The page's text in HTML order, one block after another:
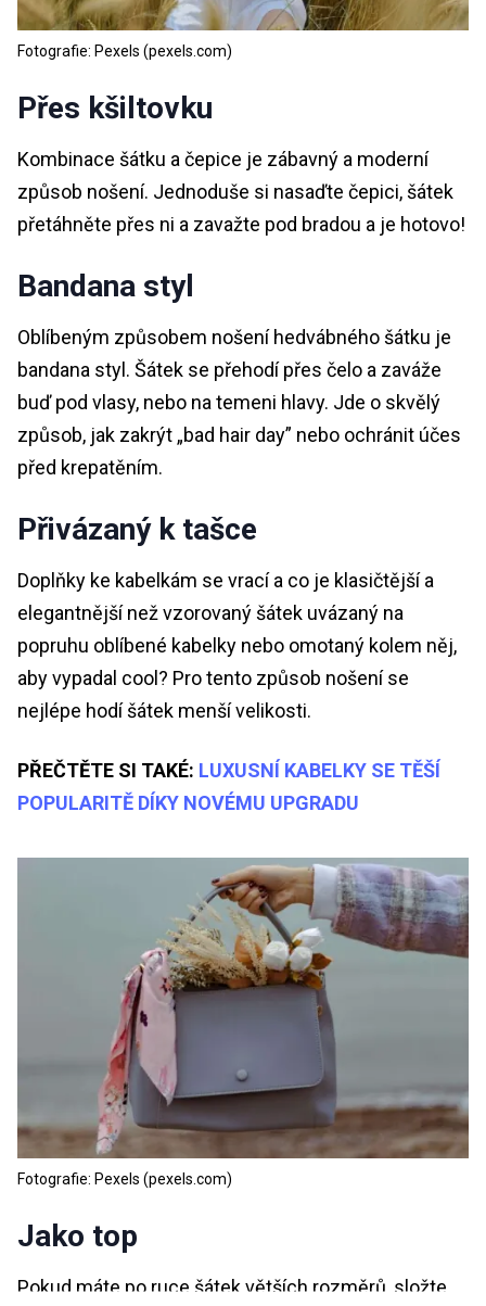
Fotografie: Pexels (pexels.com)
Přes kšiltovku
Kombinace šátku a čepice je zábavný a moderní
způsob nošení. Jednoduše si nasaďte čepici, šátek
přetáhněte přes ni a zavažte pod bradou a je hotovo!
Bandana styl
Oblíbeným způsobem nošení hedvábného šátku je
bandana styl. Šátek se přehodí přes čelo a zaváže
buď pod vlasy, nebo na temeni hlavy. Jde o skvělý
způsob, jak zakrýt „bad hair day” nebo ochránit účes
před krepatěním.
Přivázaný k tašce
Doplňky ke kabelkám se vrací a co je klasičtější a
elegantnější než vzorovaný šátek uvázaný na
popruhu oblíbené kabelky nebo omotaný kolem něj,
aby vypadal cool? Pro tento způsob nošení se
nejlépe hodí šátek menší velikosti.
PŘEČTĚTE SI TAKÉ: LUXUSNÍ KABELKY SE TĚŠÍ
POPULARITĚ DÍKY NOVÉMU UPGRADU
Fotografie: Pexels (pexels.com)
Jako top
Pokud máte po ruce šátek větších rozměrů, složte